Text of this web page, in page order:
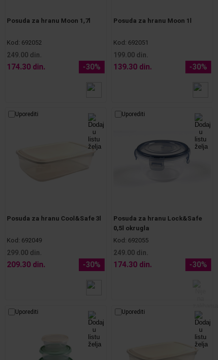
Posuda za hranu Moon 1,7l
Kod: 692052
249.00 din.
174.30 din. -30%
Posuda za hranu Moon 1l
Kod: 692051
199.00 din.
139.30 din. -30%
Uporediti
Posuda za hranu Cool&Safe 3l
Kod: 692049
299.00 din.
209.30 din. -30%
Uporediti
Posuda za hranu Lock&Safe
0,5l okrugla
Kod: 692055
249.00 din.
174.30 din. -30%
Uporediti Uporediti